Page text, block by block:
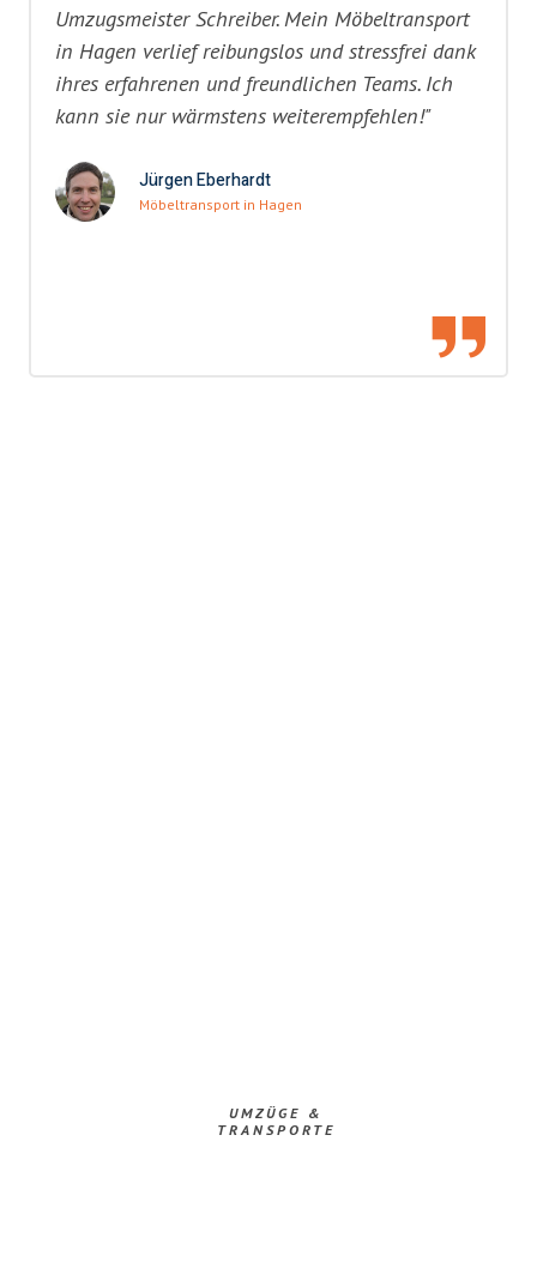
Umzugsmeister Schreiber. Mein Möbeltransport
in Hagen verlief reibungslos und stressfrei dank
ihres erfahrenen und freundlichen Teams. Ich
kann sie nur wärmstens weiterempfehlen!"
Jürgen Eberhardt
Möbeltransport in Hagen
UMZÜGE &
TRANSPORTE